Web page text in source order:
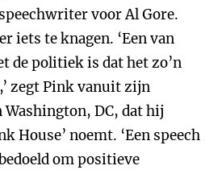
voor Al Gore.
iets te knagen. ‘Een van
de politiek is dat het zo’n
zegt Pink vanuit zijn
DC, dat hij
House’ noemt. ‘Een speech
om positieve